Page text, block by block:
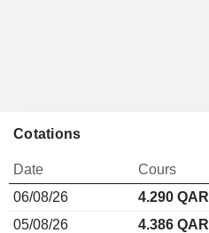
Cotations
Date Cours
06/08/26
4.290 QAR
05/08/26
4.386 QAR